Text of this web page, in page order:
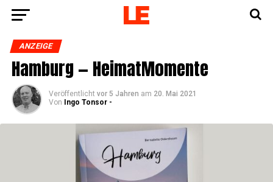
ANZEIGE
Ham­burg — HeimatMomente
Veröffentlicht vor 5 Jahren am 20. Mai 2021
Von
Ingo Tonsor -